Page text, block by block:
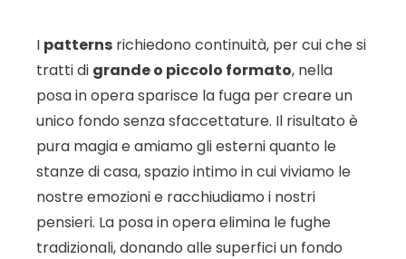
I patterns richiedono continuità, per cui che si
tratti di grande o piccolo formato, nella
posa in opera sparisce la fuga per creare un
unico fondo senza sfaccettature. Il risultato è
pura magia e amiamo gli esterni quanto le
stanze di casa, spazio intimo in cui viviamo le
nostre emozioni e racchiudiamo i nostri
pensieri. La posa in opera elimina le fughe
tradizionali, donando alle superfici un fondo